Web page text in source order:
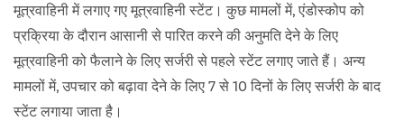
मूत्रवाहिनी में लगाए गए मूत्रवाहिनी स्टेंट। कुछ मामलों में, एंडोस्कोप को
प्रक्रिया के दौरान आसानी से पारित करने की अनुमति देने के लिए
मूत्रवाहिनी को फैलाने के लिए सर्जरी से पहले स्टेंट लगाए जाते हैं। अन्य
मामलों में, उपचार को बढ़ावा देने के लिए 7 से 10 दिनों के लिए सर्जरी के बाद
स्टेंट लगाया जाता है।